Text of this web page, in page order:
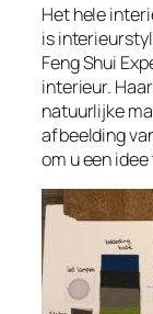
Het hele
is
Feng Shui
interieur.
natuurlijke
afbeelding
om u een